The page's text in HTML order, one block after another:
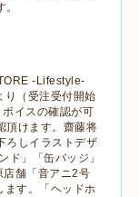
-Lifestyle-
り（受注受付開始
イスの確認が可
頂けます。齋藤将
ろしイラストデザ
ド」「缶バッジ」
店舗「音アニ2号
ます。「ヘッドホ